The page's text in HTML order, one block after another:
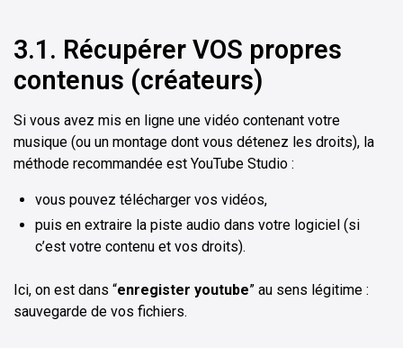
3.1. Récupérer VOS propres
contenus (créateurs)
Si vous avez mis en ligne une vidéo contenant votre
musique (ou un montage dont vous détenez les droits), la
méthode recommandée est YouTube Studio :
vous pouvez télécharger vos vidéos,
puis en extraire la piste audio dans votre logiciel (si
c’est votre contenu et vos droits).
Ici, on est dans “enregister youtube” au sens légitime :
sauvegarde de vos fichiers.